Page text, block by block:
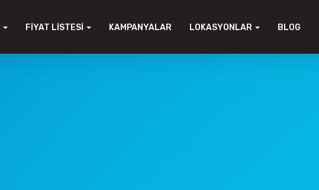
FIYAT LISTESI KAMPANYALAR LOKASYONLAR BLOG